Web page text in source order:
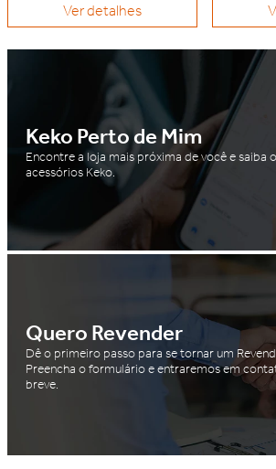
Ver detalhes
Keko Perto de Mim
Encontre a loja mais próxima de você e saiba
acessórios Keko.
Quero Revender
Dê o primeiro passo para se tornar um
Preencha o formulário e entraremos em
breve.